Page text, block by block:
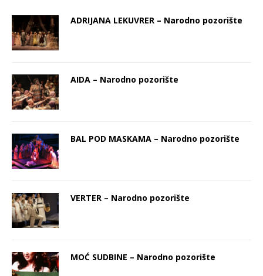
ADRIJANA LEKUVRER – Nаrodno pozorište
AIDA – Nаrodno pozorište
BAL POD MASKAMA – Nаrodno pozorište
VERTER – Nаrodno pozorište
MOĆ SUDBINE – Nаrodno pozorište